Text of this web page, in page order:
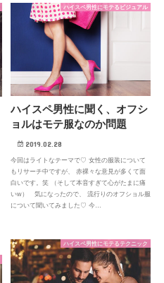
ハイスペ男性にモテるビジュアル
ハイスペ男性に聞く、オフシ
ョルはモテ服なのか問題
2019.02.28
今回はライトなテーマで♡ 女性の服装について
もリサーチ中ですが、 赤裸々な意見が多くて面
白いです。笑 （そして本音すぎて心がたまに痛
いw） 気になったので、 流行りのオフショル服
について聞いてみました♡ 今…
ハイスペ男性にモテるテクニック